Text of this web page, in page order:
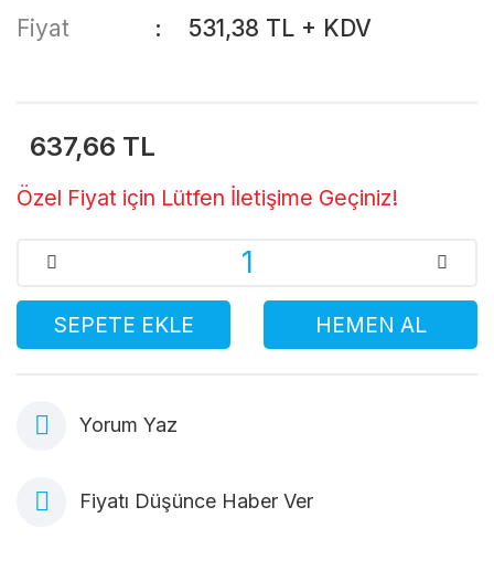
Fiyat
531,38 TL + KDV
637,66 TL
Özel Fiyat için Lütfen İletişime Geçiniz!
SEPETE EKLE HEMEN AL
Yorum Yaz
Fiyatı Düşünce Haber Ver